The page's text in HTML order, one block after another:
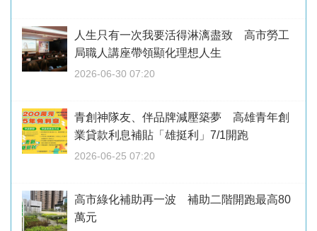
人生只有一次我要活得淋漓盡致 高市勞工
局職人講座帶領顯化理想人生
2026-06-30 07:20
青創神隊友、伴品牌減壓築夢 高雄青年創
業貸款利息補貼「雄挺利」7/1開跑
2026-06-25 07:20
高市綠化補助再一波 補助二階開跑最高80
萬元